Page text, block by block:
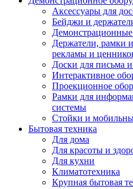
Аксессуары для
Бейджи и
Держатели, рамки
рекламы и
Доски для письма
Интерактивное
Проекционное
Рамки для
системы
Стойки и
Бытовая техника
Для дома
Для красоты и
Для кухни
Климатотехника
Крупная бытовая